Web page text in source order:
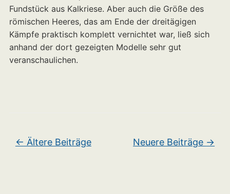
Fundstück aus Kalkriese. Aber auch die Größe des
römischen Heeres, das am Ende der dreitägigen
Kämpfe praktisch komplett vernichtet war, ließ sich
anhand der dort gezeigten Modelle sehr gut
veranschaulichen.
Beitragsnavigation
← Ältere Beiträge Neuere Beiträge →